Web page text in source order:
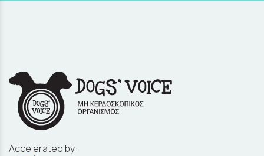
Accelerated by: